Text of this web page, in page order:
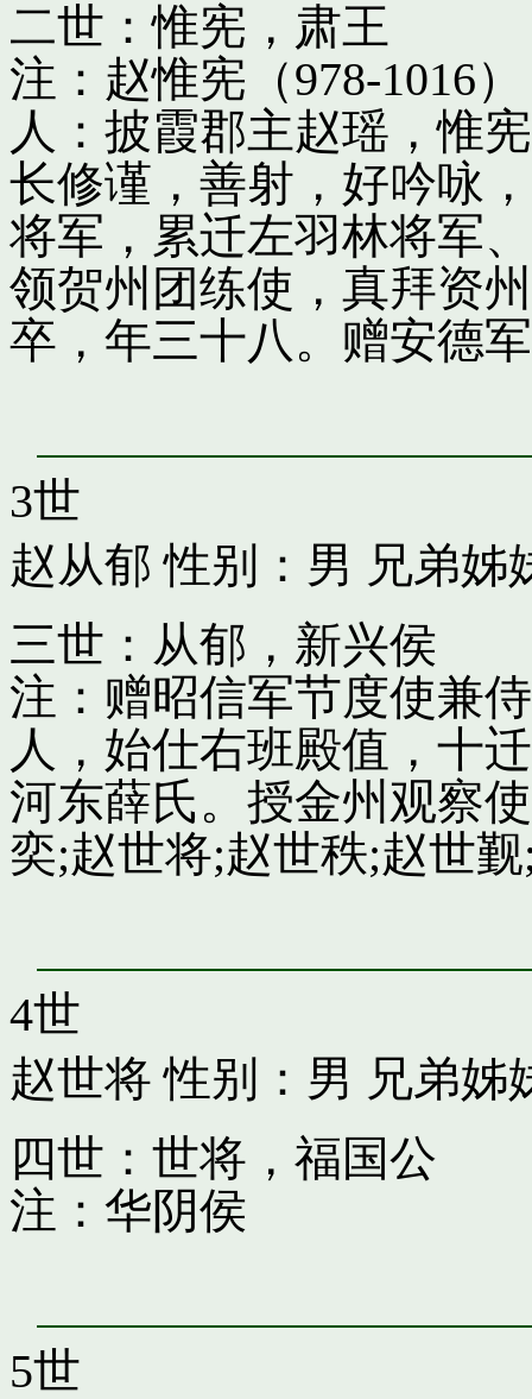
二世：惟宪，肃王
注：赵惟宪（978-1016
人：披霞郡主赵瑶，惟
长修谨，善射，好吟咏
将军，累迁左羽林将军
领贺州团练使，真拜资
卒，年三十八。赠安德
3世
赵从郁 性别：男 兄弟姊
三世：从郁，新兴侯
注：赠昭信军节度使兼
人，始仕右班殿值，十
河东薛氏。授金州观察
奕;赵世将;赵世秩;赵世
4世
赵世将 性别：男 兄弟姊
四世：世将，福国公
注：华阴侯
5世